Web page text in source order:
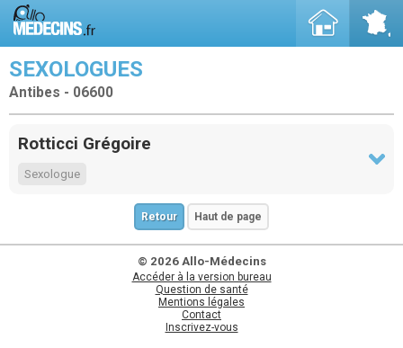
SEXOLOGUES
Antibes - 06600
Rotticci Grégoire
Sexologue
Retour Haut de page
© 2026 Allo-Médecins
Accéder à la version bureau
Question de santé
Mentions légales
Contact
Inscrivez-vous